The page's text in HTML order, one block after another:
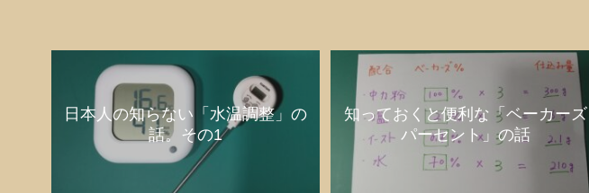
日本人の知らない「水温調整」の
話。その1
知っておくと便利な「ベーカーズ
パーセント」の話